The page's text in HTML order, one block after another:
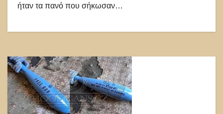
ήταν τα πανό που σήκωσαν…